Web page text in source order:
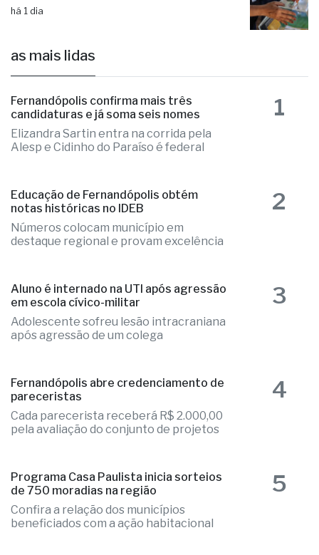
há 1 dia
as mais lidas
Fernandópolis confirma mais três
candidaturas e já soma seis nomes
Elizandra Sartin entra na corrida pela
Alesp e Cidinho do Paraíso é federal
1
Educação de Fernandópolis obtém
notas históricas no IDEB
Números colocam município em
destaque regional e provam excelência
2
Aluno é internado na UTI após agressão
em escola cívico-militar
Adolescente sofreu lesão intracraniana
após agressão de um colega
3
Fernandópolis abre credenciamento de
pareceristas
Cada parecerista receberá R$ 2.000,00
pela avaliação do conjunto de projetos
4
Programa Casa Paulista inicia sorteios
de 750 moradias na região
Confira a relação dos municípios
beneficiados com a ação habitacional
5